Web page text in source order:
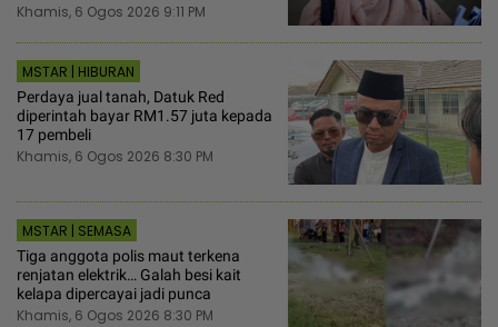
Khamis, 6 Ogos 2026 9:11 PM
MSTAR | HIBURAN
Perdaya jual tanah, Datuk Red
diperintah bayar RM1.57 juta kepada
17 pembeli
Khamis, 6 Ogos 2026 8:30 PM
MSTAR | SEMASA
Tiga anggota polis maut terkena
renjatan elektrik… Galah besi kait
kelapa dipercayai jadi punca
Khamis, 6 Ogos 2026 8:30 PM